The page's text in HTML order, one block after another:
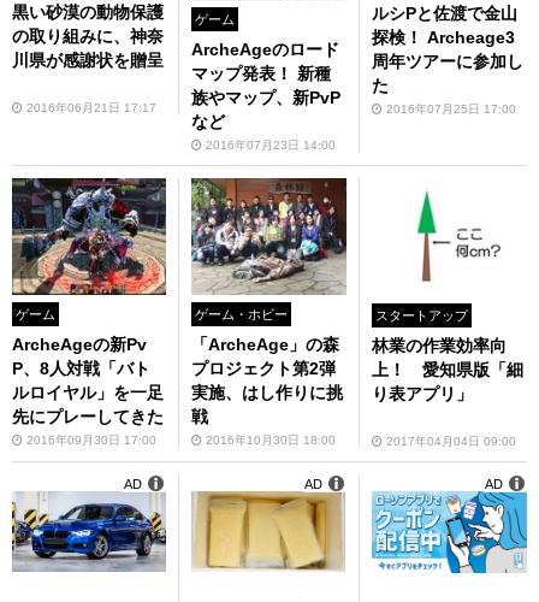
黒い砂漠の動物保護
の取り組みに、神奈
川県が感謝状を贈呈
2016年06月21日 17:17
ゲーム
ArcheAgeのロード
マップ発表！ 新種
族やマップ、新PvP
など
2016年07月23日 14:00
ルシPと佐渡で金山
探検！ Archeage3
周年ツアーに参加し
た
2016年07月25日 17:00
ゲーム
ArcheAgeの新Pv
P、8人対戦「バト
ルロイヤル」を一足
先にプレーしてきた
2016年09月30日 17:00
ゲーム・ホビー
「ArcheAge」の森
プロジェクト第2弾
実施、はし作りに挑
戦
2016年10月30日 18:00
スタートアップ
林業の作業効率向
上！ 愛知県版「細
り表アプリ」
2017年04月04日 09:00
AD AD AD